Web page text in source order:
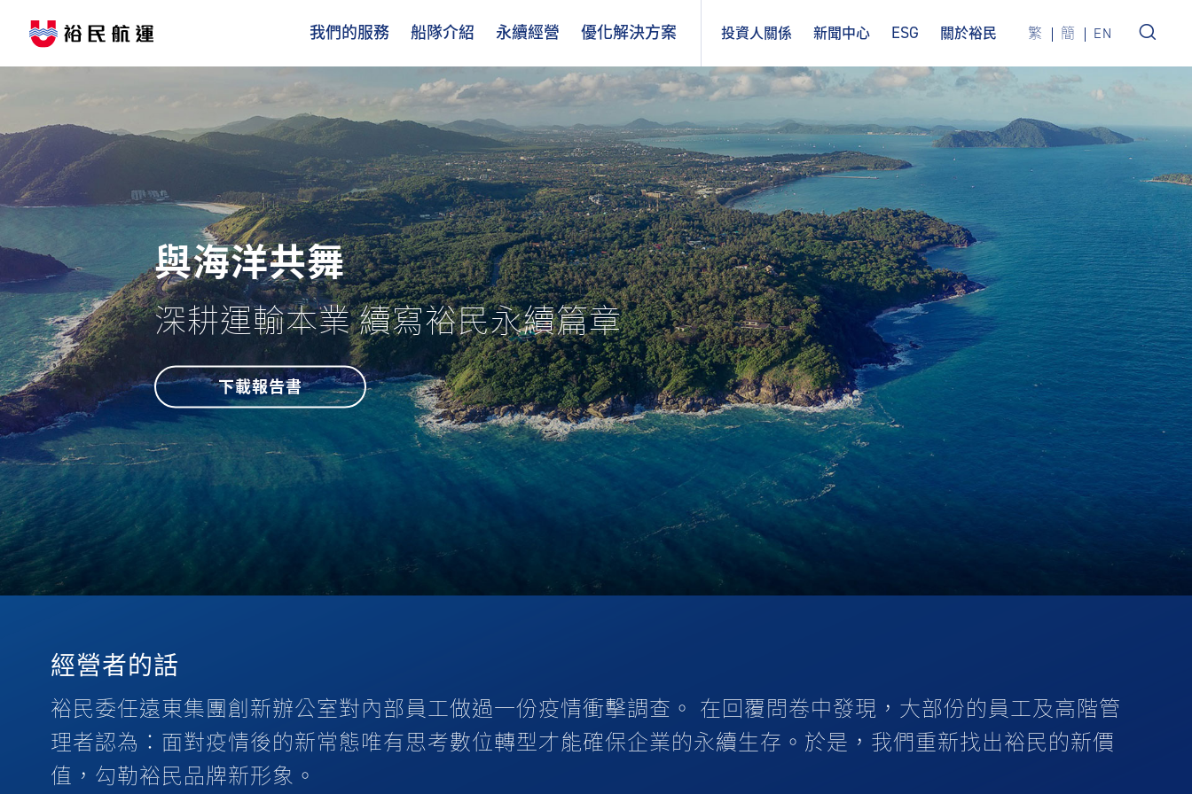
我們的服務 船隊介紹 永續經營 優化解決方案 投資人關係 新聞中心 ESG 關於裕民 繁 簡 EN
與海洋共舞
深耕運輸本業 續寫裕民永續篇章
下載報告書
經營者的話
裕民委任遠東集團創新辦公室對內部員工做過一份疫情衝擊調查。 在回覆問卷中發現，大部份的員工及高階管
理者認為：面對疫情後的新常態唯有思考數位轉型才能確保企業的永續生存。於是，我們重新找出裕民的新價
值，勾勒裕民品牌新形象。